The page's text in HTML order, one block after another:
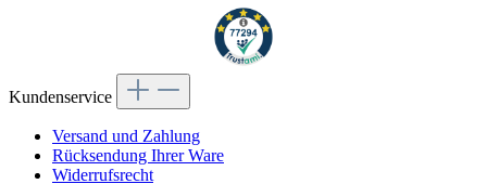
Kundenservice
Versand und Zahlung
Rücksendung Ihrer Ware
Widerrufsrecht